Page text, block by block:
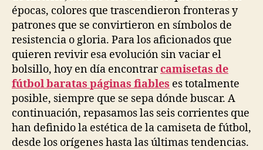
épocas, colores que trascendieron fronteras y
patrones que se convirtieron en símbolos de
resistencia o gloria. Para los aficionados que
quieren revivir esa evolución sin vaciar el
bolsillo, hoy en día encontrarcamisetas de
fútbol baratas páginas fiables es totalmente
posible, siempre que se sepa dónde buscar. A
continuación, repasamos las seis corrientes que
han definido la estética de la camiseta de fútbol,
desde los orígenes hasta las últimas tendencias.